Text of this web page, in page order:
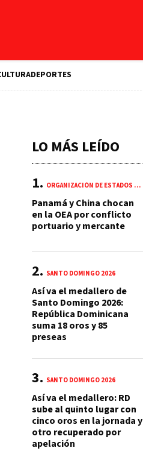
DEPORTES
LO MÁS LEÍDO
ORGANIZACIÓN DE ESTADOS AMERICANOS (OEA)
Panamá y China chocan
en la OEA por conflicto
portuario y mercante
SANTO DOMINGO 2026
Así va el medallero de
Santo Domingo 2026:
República Dominicana
suma 18 oros y 85
preseas
SANTO DOMINGO 2026
Así va el medallero: RD
sube al quinto lugar con
cinco oros en la jornada y
otro recuperado por
apelación